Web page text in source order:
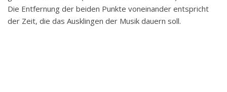
Die Entfernung der beiden Punkte voneinander entspricht
der Zeit, die das Ausklingen der Musik dauern soll.